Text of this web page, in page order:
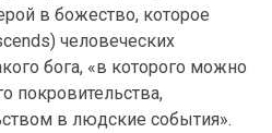
в божество, которое
человеческих
бога, «в которого можно
покровительства,
в людские события».